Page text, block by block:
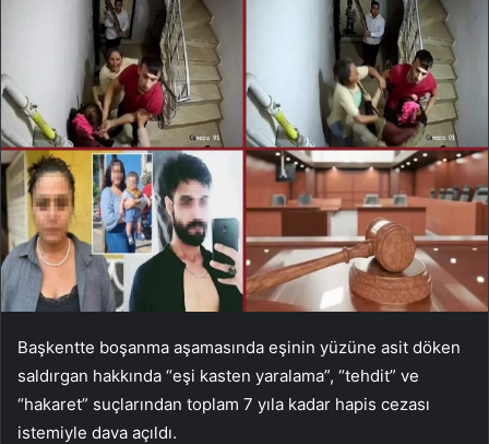
Başkentte boşanma aşamasında eşinin yüzüne asit döken
saldırgan hakkında “eşi kasten yaralama”, “tehdit” ve
“hakaret” suçlarından toplam 7 yıla kadar hapis cezası
istemiyle dava açıldı.